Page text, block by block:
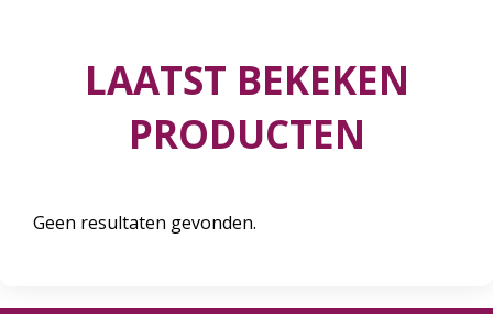
LAATST BEKEKEN
PRODUCTEN
Geen resultaten gevonden.